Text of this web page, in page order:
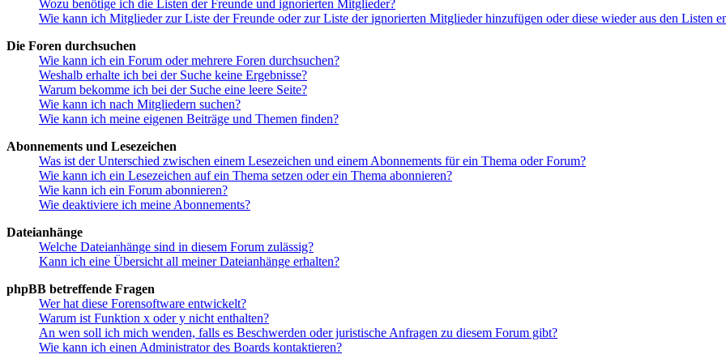
Wozu benötige ich die Listen der Freunde und ignorierten Mitglieder?
Wie kann ich Mitglieder zur Liste der Freunde oder zur Liste der ignorierten Mitglieder hinzufügen oder diese wieder aus den Listen
Die Foren durchsuchen
Wie kann ich ein Forum oder mehrere Foren durchsuchen?
Weshalb erhalte ich bei der Suche keine Ergebnisse?
Warum bekomme ich bei der Suche eine leere Seite?
Wie kann ich nach Mitgliedern suchen?
Wie kann ich meine eigenen Beiträge und Themen finden?
Abonnements und Lesezeichen
Was ist der Unterschied zwischen einem Lesezeichen und einem Abonnements für ein Thema oder Forum?
Wie kann ich ein Lesezeichen auf ein Thema setzen oder ein Thema abonnieren?
Wie kann ich ein Forum abonnieren?
Wie deaktiviere ich meine Abonnements?
Dateianhänge
Welche Dateianhänge sind in diesem Forum zulässig?
Kann ich eine Übersicht all meiner Dateianhänge erhalten?
phpBB betreffende Fragen
Wer hat diese Forensoftware entwickelt?
Warum ist Funktion x oder y nicht enthalten?
An wen soll ich mich wenden, falls es Beschwerden oder juristische Anfragen zu diesem Forum gibt?
Wie kann ich einen Administrator des Boards kontaktieren?